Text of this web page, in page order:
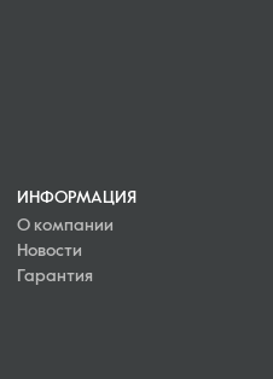
ИНФОРМАЦИЯ
О компании
Новости
Гарантия